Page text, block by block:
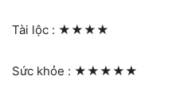
Tài lộc : ★★★★
Sức khỏe : ★★★★★